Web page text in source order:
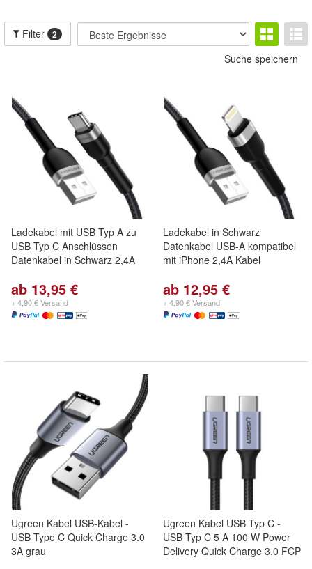
Filter 2
Suche speichern
Ladekabel mit USB Typ A zu
USB Typ C Anschlüssen
Datenkabel in Schwarz 2,4A
ab 13,95 €
+ 4,90 € Versand
Ladekabel in Schwarz
Datenkabel USB-A kompatibel
mit iPhone 2,4A Kabel
ab 12,95 €
+ 4,90 € Versand
Ugreen Kabel USB-Kabel -
USB Type C Quick Charge 3.0
3A grau
Ugreen Kabel USB Typ C -
USB Typ C 5 A 100 W Power
Delivery Quick Charge 3.0 FCP